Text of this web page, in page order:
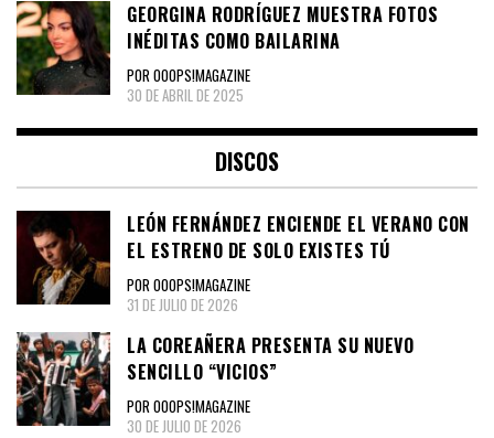
GEORGINA RODRÍGUEZ MUESTRA FOTOS
INÉDITAS COMO BAILARINA
POR OOOPS!MAGAZINE
30 DE ABRIL DE 2025
DISCOS
LEÓN FERNÁNDEZ ENCIENDE EL VERANO CON
EL ESTRENO DE SOLO EXISTES TÚ
POR OOOPS!MAGAZINE
31 DE JULIO DE 2026
LA COREAÑERA PRESENTA SU NUEVO
SENCILLO “VICIOS”
POR OOOPS!MAGAZINE
30 DE JULIO DE 2026